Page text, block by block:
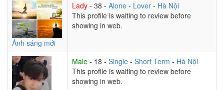
Ánh sáng mới
Lady - 38 - Alone - Lover - Hà Nội
This profile is waiting to review before
showing in web.
Male - 18 - Single - Short Term - Hà Nội
This profile is waiting to review before
showing in web.